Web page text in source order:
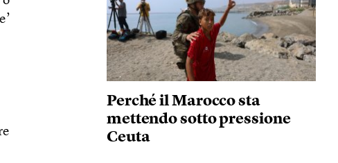
Perché il Marocco sta
mettendo sotto pressione
Ceuta